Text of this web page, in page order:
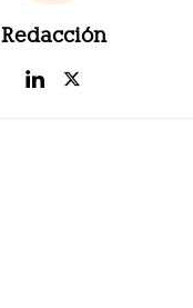
Redacción